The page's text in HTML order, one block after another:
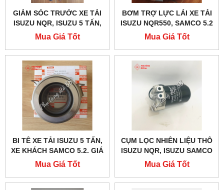
GIẢM SÓC TRƯỚC XE TẢI
ISUZU NQR, ISUZU 5 TẤN,
SAMCO 5.2
Mua Giá Tốt
BƠM TRỢ LỰC LÁI XE TẢI
ISUZU NQR550, SAMCO 5.2
Mua Giá Tốt
BI TÊ XE TẢI ISUZU 5 TẤN,
XE KHÁCH SAMCO 5.2. GIÁ
TỐT
Mua Giá Tốt
CỤM LỌC NHIÊN LIỆU THÔ
ISUZU NQR, ISUZU SAMCO
5.2
Mua Giá Tốt